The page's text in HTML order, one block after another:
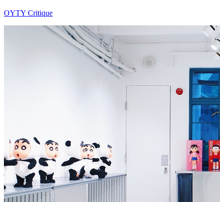
OYTY Critique